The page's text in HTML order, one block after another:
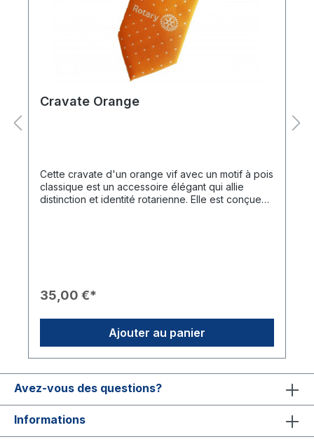
Cravate Orange
Cette cravate d'un orange vif avec un motif à pois
classique est un accessoire élégant qui allie
distinction et identité rotarienne. Elle est conçue
blazer est fermé, le logo reste discrètement
d'occasions non rotariennes.🧶 Matière : Polyester
de haute qualité avec un toucher agréable et très
facile à nettoyer.💡 Conseil : Pensez également à
parfaitement coordonné.Données Techniques📐
Dimensions : Longueur env. 145 cm, largeur à la
35,00 €*
Ajouter au panier
Avez-vous des questions?
Informations